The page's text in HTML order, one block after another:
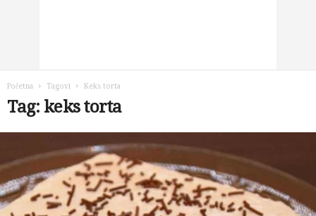
Početna Tagovi Keks torta
Tag: keks torta